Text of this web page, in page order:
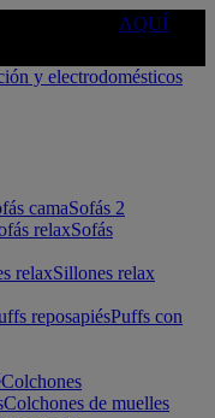
AQUÍ
camaSofás 2
relaxSofás
relaxSillones relax
reposapiésPuffs con
Colchones
Colchones de muelles